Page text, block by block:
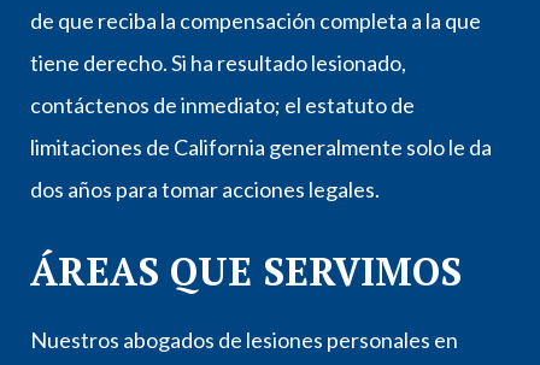
de que reciba la compensación completa a la que
tiene derecho. Si ha resultado lesionado,
contáctenos de inmediato; el estatuto de
limitaciones de California generalmente solo le da
dos años para tomar acciones legales.
ÁREAS QUE SERVIMOS
Nuestros abogados de lesiones personales en